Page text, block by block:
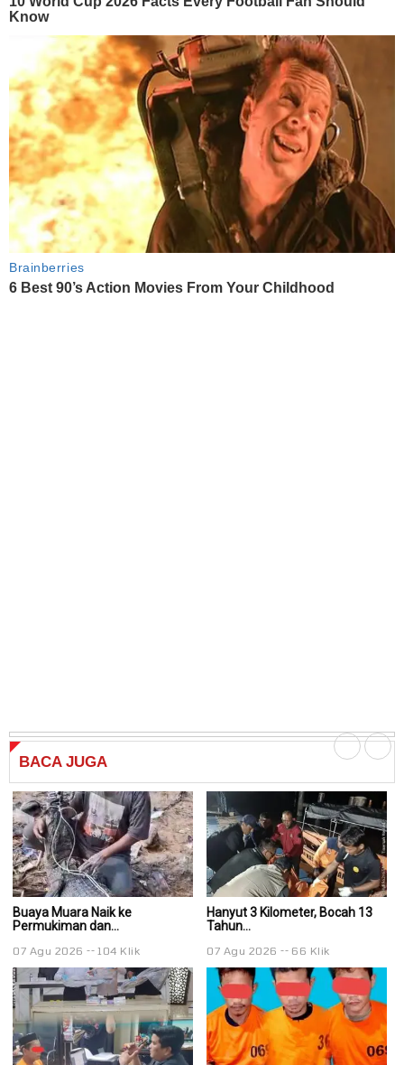
BACA JUGA
Buaya Muara Naik ke
Permukiman dan...
07 Agu 2026 104 Klik
Hanyut 3 Kilometer, Bocah 13
Tahun...
07 Agu 2026 66 Klik